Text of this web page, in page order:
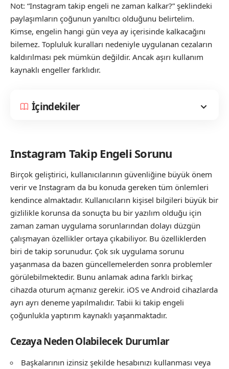
Not: “Instagram takip engeli ne zaman kalkar?” şeklindeki
paylaşımların çoğunun yanıltıcı olduğunu belirtelim.
Kimse, engelin hangi gün veya ay içerisinde kalkacağını
bilemez. Topluluk kuralları nedeniyle uygulanan cezaların
kaldırılması pek mümkün değildir. Ancak aşırı kullanım
kaynaklı engeller farklıdır.
İçindekiler
Instagram Takip Engeli Sorunu
Birçok geliştirici, kullanıcılarının güvenliğine büyük önem
verir ve Instagram da bu konuda gereken tüm önlemleri
kendince almaktadır. Kullanıcıların kişisel bilgileri büyük bir
gizlilikle korunsa da sonuçta bu bir yazılım olduğu için
zaman zaman uygulama sorunlarından dolayı düzgün
çalışmayan özellikler ortaya çıkabiliyor. Bu özelliklerden
biri de takip sorunudur. Çok sık uygulama sorunu
yaşanmasa da bazen güncellemelerden sonra problemler
görülebilmektedir. Bunu anlamak adına farklı birkaç
cihazda oturum açmanız gerekir. iOS ve Android cihazlarda
ayrı ayrı deneme yapılmalıdır. Tabii ki takip engeli
çoğunlukla yaptırım kaynaklı yaşanmaktadır.
Cezaya Neden Olabilecek Durumlar
Başkalarının izinsiz şekilde hesabınızı kullanması veya